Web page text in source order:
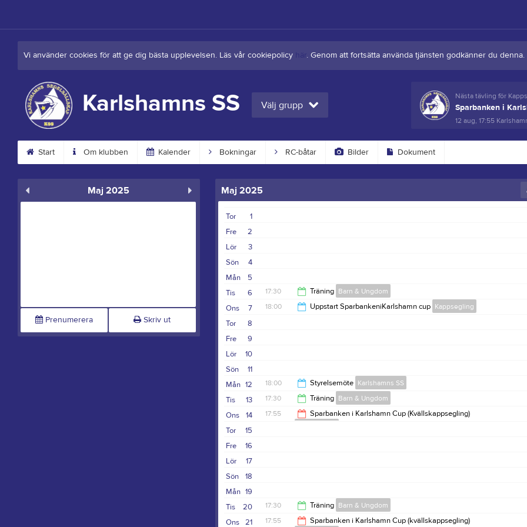
Vi använder cookies för att ge dig bästa upplevelsen. Läs vår cookiepolicy här . Genom att fortsätta använda tjänsten godkänner du denna.
Karlshamns SS Välj grupp
Nästa tävling för
Sparbanken i
12 aug, 17:55
Start Om klubben Kalender Bokningar RC-båtar Bilder Dokument
Maj 2025
Prenumerera Skriv ut
Maj 2025
1
Tor
2
Fre
3
Lör
4
Sön
5
Mån
6
Tis 17:30 Träning Barn & Ungdom
7
Ons 18:00 Uppstart SparbankeniKarlshamn cup Kappsegling
8
Tor
9
Fre
10
Lör
11
Sön
12
Mån 18:00 Styrelsemöte Karlshamns SS
20:00
13
Tis 17:30 Träning Barn & Ungdom
14
Ons 17:55
Sparbanken i Karlshamn Cup (Kvällskappsegling)
15
Tor
16
Fre
17
Lör
18
Sön
19
Mån
20
Tis 17:30 Träning Barn & Ungdom
21
Ons 17:55 Sparbanken i Karlshamn Cup (kvällskappsegling)